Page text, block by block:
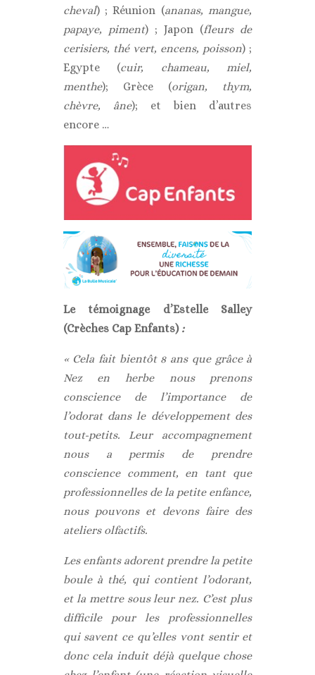
cheval) ; Réunion (ananas, mangue,
papaye, piment) ; Japon (fleurs de
cerisiers, thé vert, encens, poisson) ;
Egypte (cuir, chameau, miel,
menthe); Grèce (origan, thym,
chèvre, âne); et bien d’autres
encore …
Le témoignage d’Estelle Salley
(Crèches Cap Enfants):
« Cela fait bientôt 8 ans que grâce à
Nez en herbe nous prenons
conscience de l’importance de
l’odorat dans le développement des
tout-petits. Leur accompagnement
nous a permis de prendre
conscience comment, en tant que
professionnelles de la petite enfance,
nous pouvons et devons faire des
ateliers olfactifs.
Les enfants adorent prendre la petite
boule à thé, qui contient l’odorant,
et la mettre sous leur nez. C’est plus
difficile pour les professionnelles
qui savent ce qu’elles vont sentir et
donc cela induit déjà quelque chose